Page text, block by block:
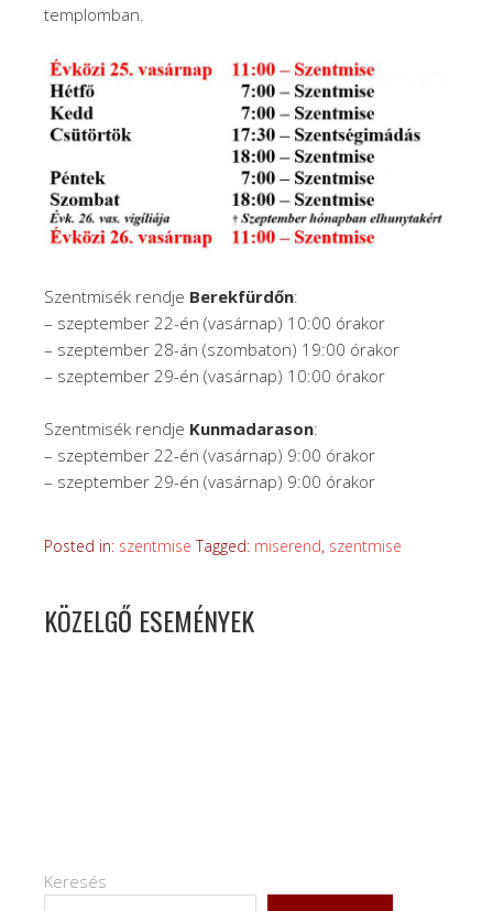
templomban.
Szentmisék rendje Berekfürdőn:
– szeptember 22-én (vasárnap) 10:00 órakor
– szeptember 28-án (szombaton) 19:00 órakor
– szeptember 29-én (vasárnap) 10:00 órakor
Szentmisék rendje Kunmadarason:
– szeptember 22-én (vasárnap) 9:00 órakor
– szeptember 29-én (vasárnap) 9:00 órakor
Posted in: szentmise Tagged: miserend, szentmise
KÖZELGŐ ESEMÉNYEK
Keresés